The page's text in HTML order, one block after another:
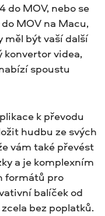
do MOV, nebo se
MOV na Macu,
měl být vaší další
konvertor videa,
spoustu
k převodu
hudbu ze svých
vám také převést
a je komplexním
formátů pro
balíček od
bez poplatků.